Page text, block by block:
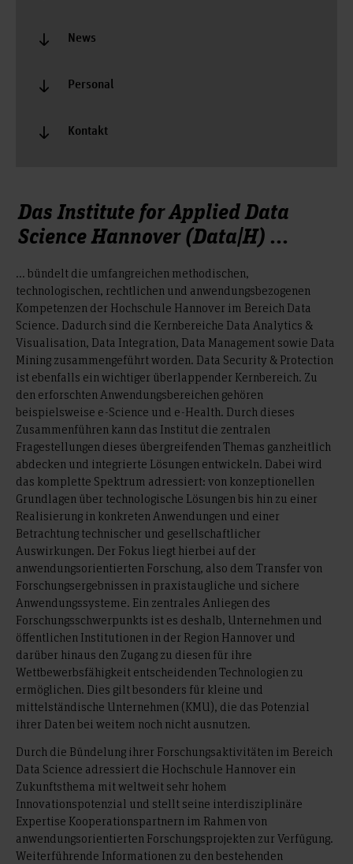
News
Personal
Kontakt
Das Institute for Applied Data
Science Hannover (Data|H) ...
... bündelt die umfangreichen methodischen,
technologischen, rechtlichen und anwendungsbezogenen
Kompetenzen der Hochschule Hannover im Bereich Data
Science. Dadurch sind die Kernbereiche Data Analytics &
Visualisation, Data Integration, Data Management sowie Data
Mining zusammengeführt worden. Data Security & Protection
ist ebenfalls ein wichtiger überlappender Kernbereich. Zu
den erforschten Anwendungsbereichen gehören
beispielsweise e-Science und e-Health. Durch dieses
Zusammenführen kann das Institut die zentralen
Fragestellungen dieses übergreifenden Themas ganzheitlich
abdecken und integrierte Lösungen entwickeln. Dabei wird
das komplette Spektrum adressiert: von konzeptionellen
Grundlagen über technologische Lösungen bis hin zu einer
Realisierung in konkreten Anwendungen und einer
Betrachtung technischer und gesellschaftlicher
Auswirkungen. Der Fokus liegt hierbei auf der
anwendungsorientierten Forschung, also dem Transfer von
Forschungsergebnissen in praxistaugliche und sichere
Anwendungssysteme. Ein zentrales Anliegen des
Forschungsschwerpunkts ist es deshalb, Unternehmen und
öffentlichen Institutionen in der Region Hannover und
darüber hinaus den Zugang zu diesen für ihre
Wettbewerbsfähigkeit entscheidenden Technologien zu
ermöglichen. Dies gilt besonders für kleine und
mittelständische Unternehmen (KMU), die das Potenzial
ihrer Daten bei weitem noch nicht ausnutzen.
Durch die Bündelung ihrer Forschungsaktivitäten im Bereich
Data Science adressiert die Hochschule Hannover ein
Zukunftsthema mit weltweit sehr hohem
Innovationspotenzial und stellt seine interdisziplinäre
Expertise Kooperationspartnern im Rahmen von
anwendungsorientierten Forschungsprojekten zur Verfügung.
Weiterführende Informationen zu den bestehenden